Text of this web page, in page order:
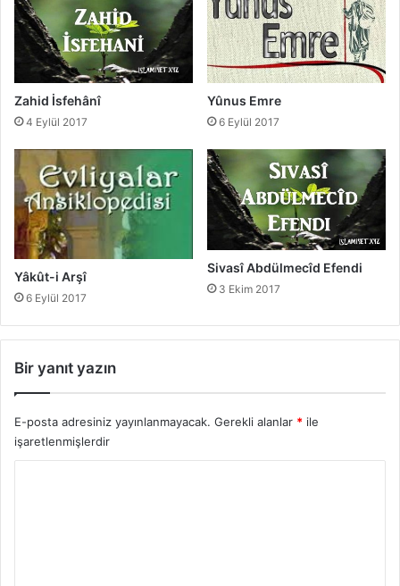
Zahid İsfehânî
4 Eylül 2017
Yûnus Emre
6 Eylül 2017
Yâkût-i Arşî
6 Eylül 2017
Sivasî Abdülmecîd Efendi
3 Ekim 2017
Bir yanıt yazın
E-posta adresiniz yayınlanmayacak. Gerekli alanlar * ile
işaretlenmişlerdir